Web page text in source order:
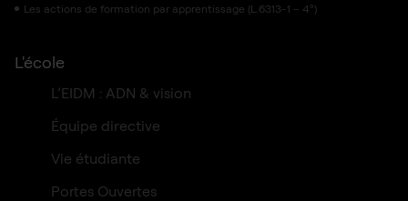
Les actions de formation par apprentissage (L.6313-1 – 4º)
L'école
L’EIDM : ADN & vision
Équipe directive
Vie étudiante
Portes Ouvertes